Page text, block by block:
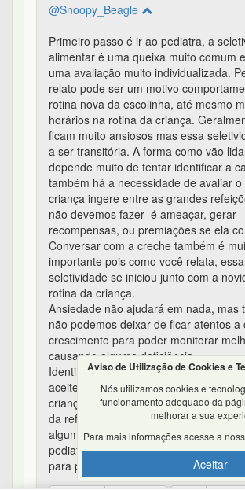
@Snoopy_Beagle
Primeiro passo é ir ao pediatra, a
alimentar é uma queixa muito comum
uma avaliação muito individualizada.
relato pode ser um motivo
rotina nova da escolinha, até mesmo
horários na rotina da criança.
ficam muito ansiosos mas essa
a ser transitória. A forma como vão
depende muito de tentar identificar a
também há a necessidade de avaliar
criança ingere entre as grandes
não devemos fazer é ameaçar, gerar
recompensas, ou premiações se ela
Conversar com a creche também é
importante pois como você relata, essa
seletividade se iniciou junto com a
rotina da criança.
Ansiedade não ajudará em nada, mas
não podemos deixar de ficar atentos a
crescimento para poder monitorar
causando alguma deficiência.
Identificar alguns alimentos, 2 ou 3,
aceite e tentar preparações novas,
criança na compra, preparo e tornar o
da refeição o mais agradável possível
algumas técnicas que ajudam,
pediatra que estará atento a todos
para poder te dar o melhor caminho.
Aviso de Utilização de Cookies e
Nós utilizamos cookies e
funcionamento adequado da
melhorar a sua
Para mais informações acesse a
Aceitar